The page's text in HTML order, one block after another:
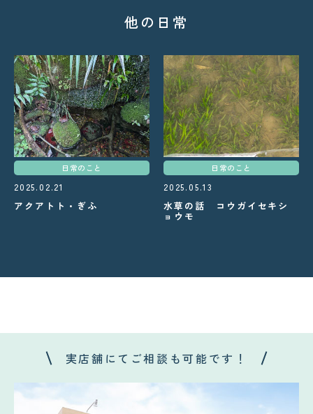
他の日常
日常のこと
2025.02.21
アクアトト・ぎふ
日常のこと
2025.05.13
水草の話 コウガイセキシ
ョウモ
実店舗にてご相談も可能です！